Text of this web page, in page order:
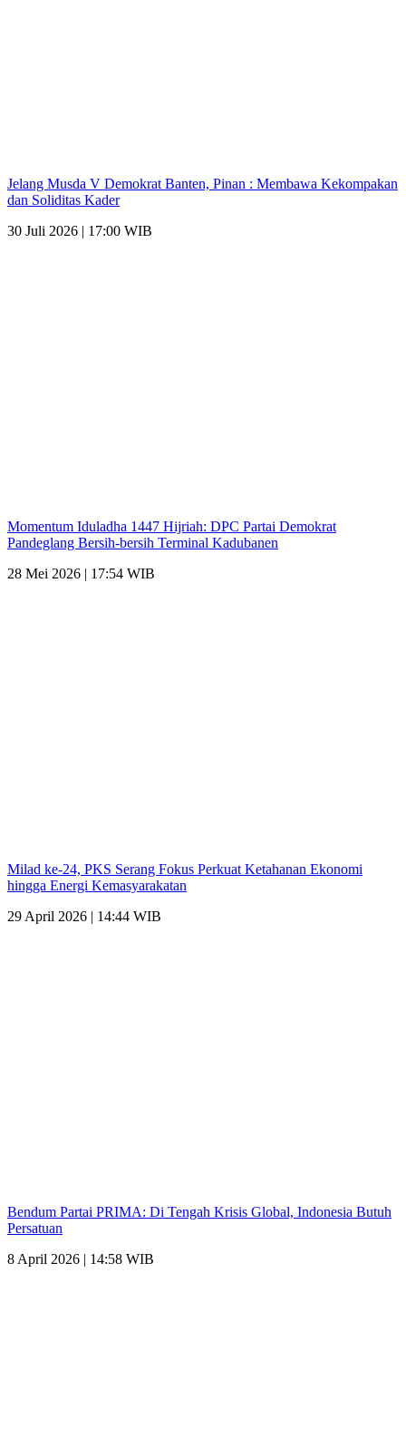
Jelang Musda V Demokrat Banten, Pinan : Membawa Kekompakan
dan Soliditas Kader
30 Juli 2026 | 17:00 WIB
Momentum Iduladha 1447 Hijriah: DPC Partai Demokrat
Pandeglang Bersih-bersih Terminal Kadubanen
28 Mei 2026 | 17:54 WIB
Milad ke-24, PKS Serang Fokus Perkuat Ketahanan Ekonomi
hingga Energi Kemasyarakatan
29 April 2026 | 14:44 WIB
Bendum Partai PRIMA: Di Tengah Krisis Global, Indonesia Butuh
Persatuan
8 April 2026 | 14:58 WIB